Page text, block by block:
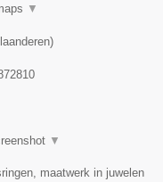
▼
)
▼
maatwerk in juwelen